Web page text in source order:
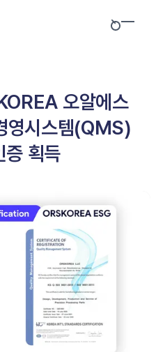
오알에스
영시스템(QMS)
획득